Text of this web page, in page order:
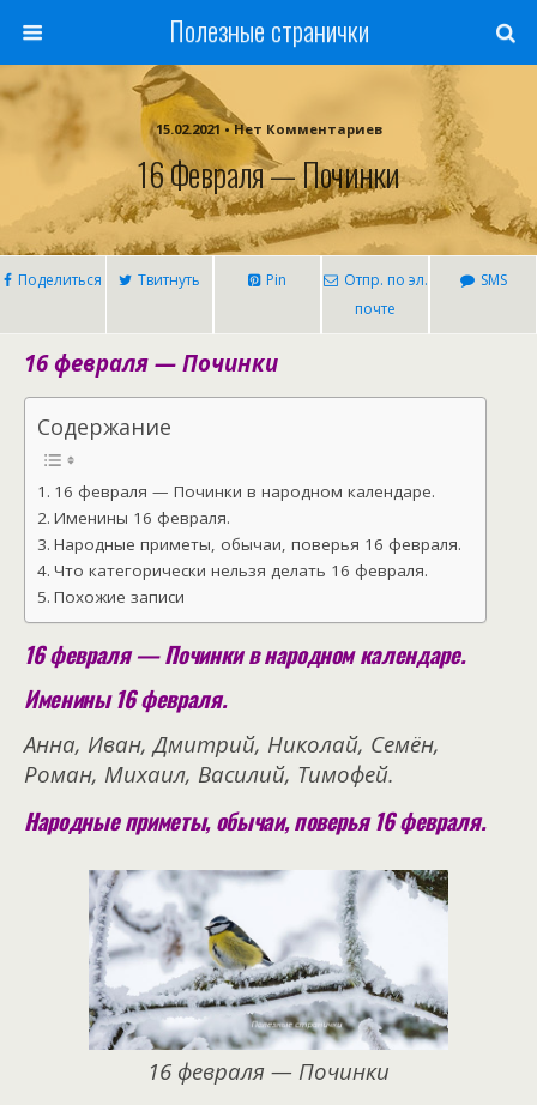
Полезные странички
15.02.2021 • Нет Комментариев
16 Февраля — Починки
Поделиться Твитнуть Pin
Отпр. по эл.
почте
SMS
16 февраля — Починки
Содержание
16 февраля — Починки в народном календаре.
Именины 16 февраля.
Народные приметы, обычаи, поверья 16 февраля.
Что категорически нельзя делать 16 февраля.
Похожие записи
16 февраля — Починки в народном календаре.
Именины 16 февраля.
Анна, Иван, Дмитрий, Николай, Семён,
Роман, Михаил, Василий, Тимофей.
Народные приметы, обычаи, поверья 16 февраля.
16 февраля — Починки